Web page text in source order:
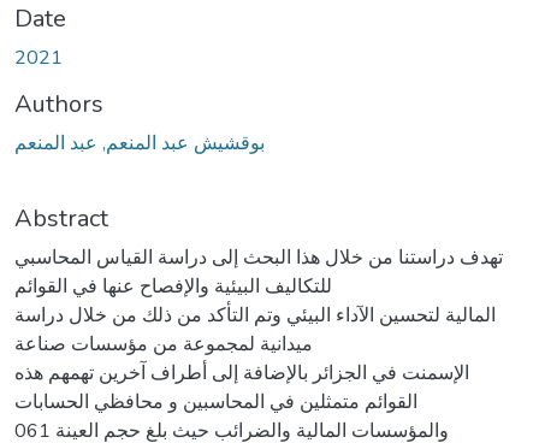
Date
2021
Authors
بوقشيش عبد المنعم, عبد المنعم
Abstract
تهدف دراستنا من خلال هذا البحث إلى دراسة القياس المحاسبي
للتكاليف البيئية والإفصاح عنها في القوائم
المالية لتحسين الآداء البيئي وتم التأكد من ذلك من خلال دراسة
ميدانية لمجموعة من مؤسسات صناعة
الإسمنت في الجزائر بالإضافة إلى أطراف آخرين تهمهم هذه
القوائم متمثلين في المحاسبين و محافظي الحسابات
والمؤسسات المالية والضرائب حيث بلغ حجم العينة 061